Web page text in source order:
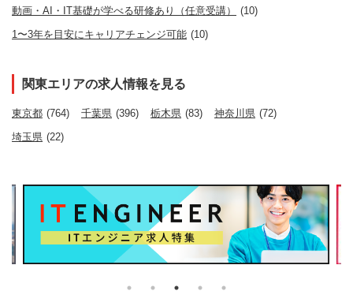
動画・AI・IT基礎が学べる研修あり（任意受講）
(10)
1〜3年を目安にキャリアチェンジ可能 (10)
関東エリアの求人情報を見る
東京都 (764) 千葉県 (396) 栃木県 (83) 神奈川県 (72)
埼玉県 (22)